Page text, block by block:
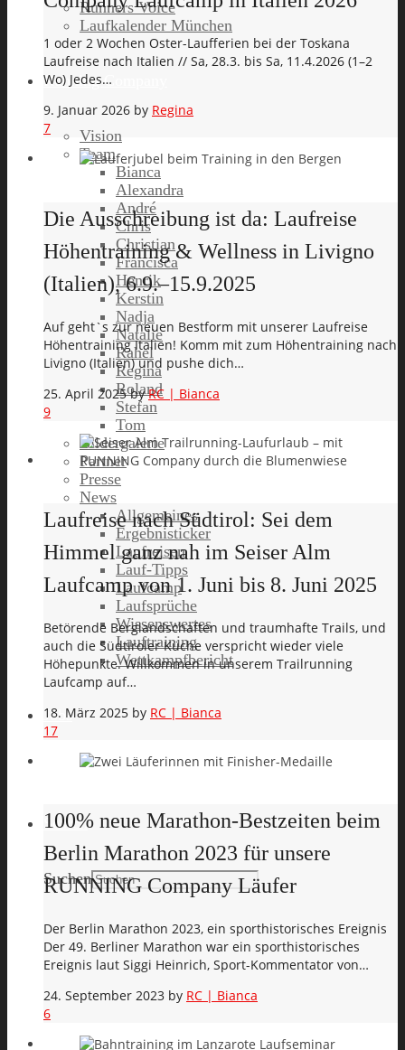
Runners Voice
Laufkalender München
Running Company
Vision
Team
Bianca
Alexandra
André
Chris
Christian
Francisca
Henrik
Kerstin
Nadja
Natalie
Rahel
Regina
Roland
Stefan
Tom
Bildergalerie
Partner
Presse
News
Allgemeines
Ergebnisticker
Laufreisen
Lauf-Tipps
Laufcamp
Laufsprüche
Wissenswertes
Lauftraining
Wettkampfbericht
Jobs
Search
Suchen
1 oder 2 Wochen Oster-Laufferien bei der Toskana
Laufreise nach Italien // Sa, 28.3. bis Sa, 11.4.2026 (1–2
Wo) Jedes…
9. Januar 2026 by Regina
7
Die Ausschreibung ist da: Laufreise
Höhentraining & Wellness in Livigno
(Italien), 6.9.–15.9.2025
Auf geht`s zur neuen Bestform mit unserer Laufreise
Höhentraining Italien! Komm mit zum Höhentraining nach
Livigno (Italien) und pushe dich…
25. April 2025byRC | Bianca
9
Laufreise nach Südtirol: Sei dem
Himmel ganz nah im Seiser Alm
Laufcamp von 1. Juni bis 8. Juni 2025
Betörende Berglandschaften und traumhafte Trails, und
auch die Südtiroler Küche verspricht wieder viele
Höhepunkte. Willkommen in unserem Trailrunning
Laufcamp auf…
18. März 2025 by RC | Bianca
17
100% neue Marathon-Bestzeiten beim
Berlin Marathon 2023 für unsere
RUNNING Company Läufer
Der Berlin Marathon 2023, ein sporthistorisches Ereignis
Der 49. Berliner Marathon war ein sporthistorisches
Ereignis laut Siggi Heinrich, Sport-Kommentator von…
24. September 2023 by RC | Bianca
6